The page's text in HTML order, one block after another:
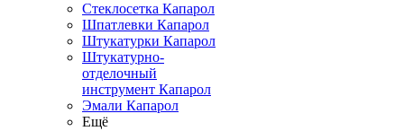
Cтеклосетка Капарол
Шпатлевки Капарол
Штукатурки Капарол
Штукатурно-
отделочный
инструмент Капарол
Эмали Капарол
Ещё